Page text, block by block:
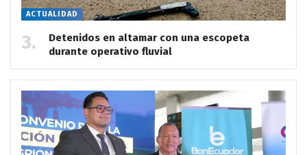
ACTUALIDAD
Detenidos en altamar con una escopeta
durante operativo fluvial